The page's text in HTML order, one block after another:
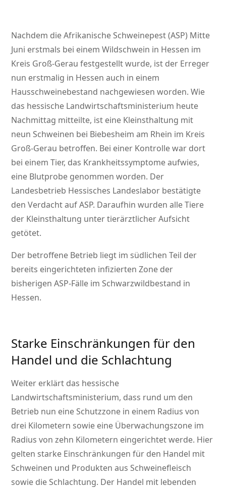
Nachdem die Afrikanische Schweinepest (ASP) Mitte
Juni erstmals bei einem Wildschwein in Hessen im
Kreis Groß-Gerau festgestellt wurde, ist der Erreger
nun erstmalig in Hessen auch in einem
Hausschweinebestand nachgewiesen worden. Wie
das hessische Landwirtschaftsministerium heute
Nachmittag mitteilte, ist eine Kleinsthaltung mit
neun Schweinen bei Biebesheim am Rhein im Kreis
Groß-Gerau betroffen. Bei einer Kontrolle war dort
bei einem Tier, das Krankheitssymptome aufwies,
eine Blutprobe genommen worden. Der
Landesbetrieb Hessisches Landeslabor bestätigte
den Verdacht auf ASP. Daraufhin wurden alle Tiere
der Kleinsthaltung unter tierärztlicher Aufsicht
getötet.
Der betroffene Betrieb liegt im südlichen Teil der
bereits eingerichteten infizierten Zone der
bisherigen ASP-Fälle im Schwarzwildbestand in
Hessen.
Starke Einschränkungen für den
Handel und die Schlachtung
Weiter erklärt das hessische
Landwirtschaftsministerium, dass rund um den
Betrieb nun eine Schutzzone in einem Radius von
drei Kilometern sowie eine Überwachungszone im
Radius von zehn Kilometern eingerichtet werde. Hier
gelten starke Einschränkungen für den Handel mit
Schweinen und Produkten aus Schweinefleisch
sowie die Schlachtung. Der Handel mit lebenden